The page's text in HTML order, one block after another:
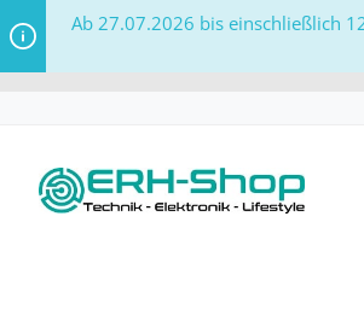
Ab 27.07.2026 bis einschließlich